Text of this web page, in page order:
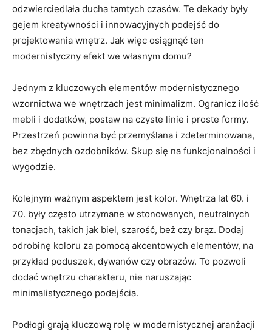
odzwierciedlała ducha tamtych‌ czasów. Te dekady były
gejem kreatywności i innowacyjnych⁢ podejść ⁢do‌
projektowania wnętrz. Jak więc osiągnąć ‌ten‍
modernistyczny efekt we własnym domu?
Jednym z kluczowych elementów‌ modernistycznego
wzornictwa we wnętrzach ‍jest minimalizm. Ogranicz ilość
mebli i⁢ dodatków,‌ postaw na czyste linie i proste formy. ​
Przestrzeń powinna być⁣ przemyślana i zdeterminowana,
bez zbędnych ozdobników. Skup ⁣się na funkcjonalności ⁣i
wygodzie.
Kolejnym ważnym aspektem jest kolor. ‍Wnętrza ‍lat 60. i
70. były często utrzymane w stonowanych,⁢ neutralnych
‍tonacjach, takich jak biel, szarość, beż czy brąz. Dodaj ​
odrobinę‌ koloru za​ pomocą⁣ akcentowych elementów, na
przykład poduszek, dywanów czy obrazów. To⁤ pozwoli
dodać⁣ wnętrzu charakteru, nie ⁢naruszając
minimalistycznego podejścia.
Podłogi grają‌ kluczową rolę w modernistycznej aranżacji